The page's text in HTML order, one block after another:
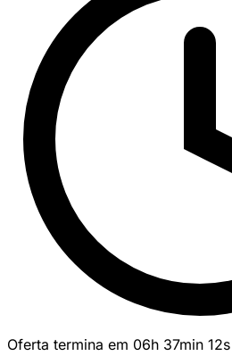
Oferta termina em 06h 37min 12s